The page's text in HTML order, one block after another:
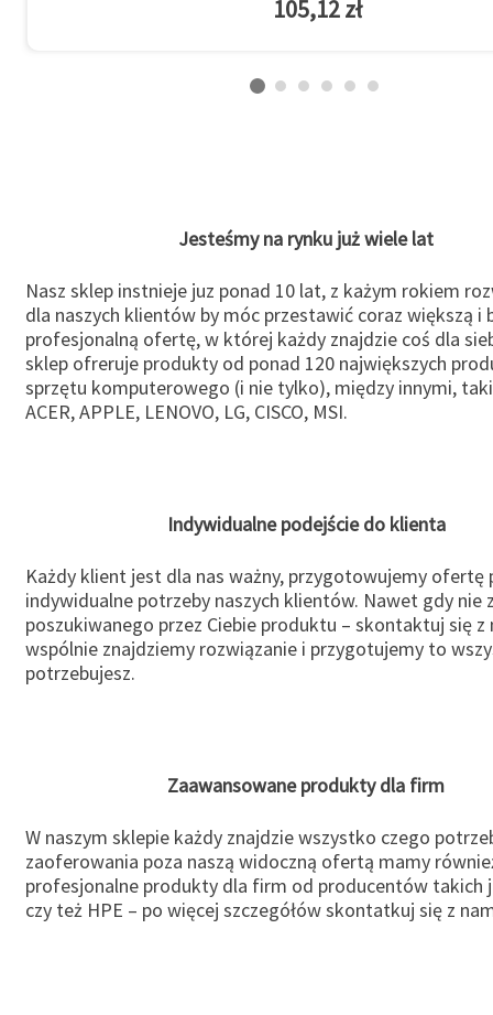
105,12 zł
Jesteśmy na rynku już wiele lat
Nasz sklep instnieje juz ponad 10 lat, z każym rokiem
dla naszych klientów by móc przestawić coraz większą i
profesjonalną ofertę, w której każdy znajdzie coś dla
sklep ofreruje produkty od ponad 120 największych
sprzętu komputerowego (i nie tylko), między innymi,
ACER, APPLE, LENOVO, LG, CISCO, MSI.
Indywidualne podejście do klienta
Każdy klient jest dla nas ważny, przygotowujemy ofertę
indywidualne potrzeby naszych klientów. Nawet gdy nie
poszukiwanego przez Ciebie produktu – skontaktuj się z
wspólnie znajdziemy rozwiązanie i przygotujemy to
potrzebujesz.
Zaawansowane produkty dla firm
W naszym sklepie każdy znajdzie wszystko czego
zaoferowania poza naszą widoczną ofertą mamy
profesjonalne produkty dla firm od producentów takich
czy też HPE – po więcej szczegółów skontatkuj się z